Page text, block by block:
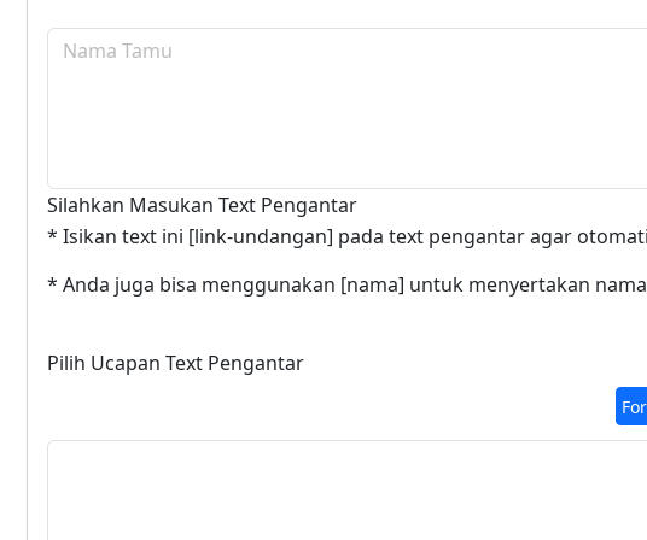
Silahkan Masukan Text Pengantar
* Isikan text ini [link-undangan] pada text pengantar agar
* Anda juga bisa menggunakan [nama] untuk menyertakan
Pilih Ucapan Text Pengantar